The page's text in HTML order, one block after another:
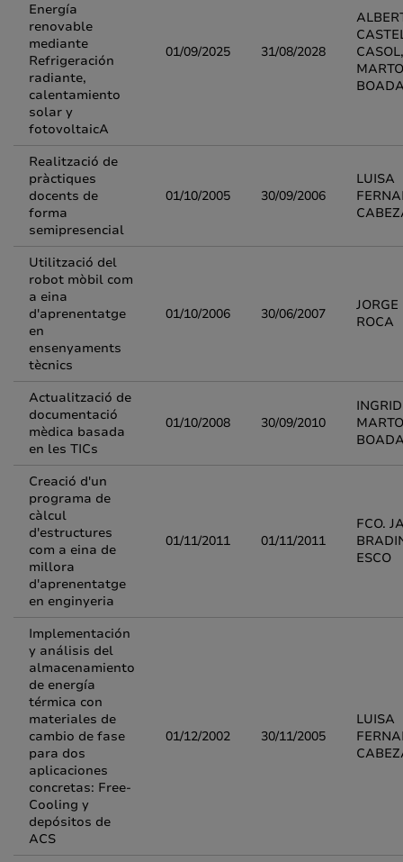
Energía
renovable
mediante
Refrigeración
radiante,
calentamiento
solar y
fotovoltaicA
01/09/2025 31/08/2028
Realització de
pràctiques
docents de
forma
semipresencial
01/10/2005 30/09/2006
LUISA
Utilització del
robot mòbil com
a eina
d'aprenentatge
en
ensenyaments
tècnics
01/10/2006 30/06/2007
ROCA
Actualització de
documentació
mèdica basada
en les TICs
01/10/2008 30/09/2010
INGRID
Creació d'un
programa de
càlcul
d'estructures
com a eina de
millora
d'aprenentatge
en enginyeria
01/11/2011 01/11/2011
FCO.
ESCO
Implementación
y análisis del
almacenamiento
de energía
térmica con
materiales de
cambio de fase
para dos
aplicaciones
concretas: Free-
Cooling y
depósitos de
ACS
01/12/2002 30/11/2005
LUISA